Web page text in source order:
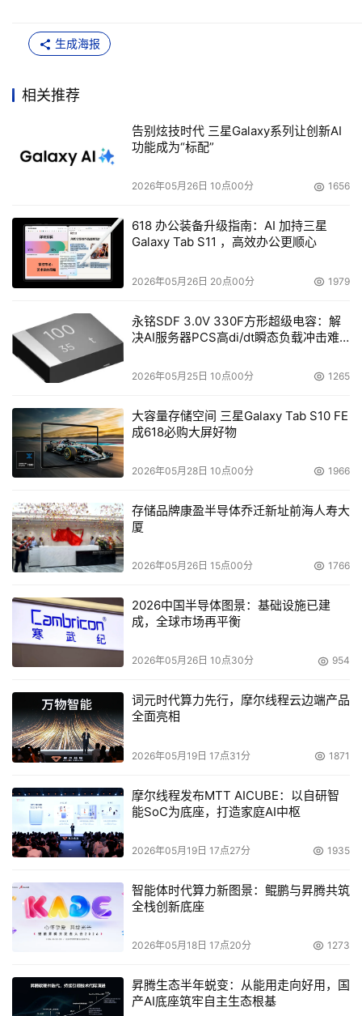
样的客户？
但是已经到了差不多的时候。我们主要是在电信行业和他们
DoSTOR：Adeptec前段时间有消息说把系统业务分离
出去，这对你们的销售渠道会有什么影响吗？
钟明辉：说没影响是不可能的。我们投资产品是非常专注
的。今天还不是太明朗的时候，不能说太多。我相信只要这
个厂商还有实力，他们会看到群柏数码的价值在哪里。明天
DoSTOR：我担心的是，用户在选购产品的时候会很担
心他目前所使用的设备在新的接手的厂商把产品线取消后怎
钟明辉：Adeptec是保障产品3年的服务。不管是现有的
公司去做还是未来的公司去做，都声明得非常清楚。我们没
感觉有太大的影响。除了厂商的服务，我们也能提供我们自
己的服务。
DoSTOR：现在群柏在中国市场帮伙伴销售的情况如
何？
钟明辉：腾保我们做了差不多有一年了，在这些产品上我
们已经有了非常好的渠道的覆盖。当时我们接手腾保的时
候，是腾保最艰难的时候。今年过了半年的时候我们发展了
级城市都发展了二级渠道。Adeptec要不是发生（分离系统
业务）这个情况，是一个起飞的阶段。我们过去半年已经完
成了他们对我们要求的60%至70%，这个发展势头是非常好
所有我们希望他们会尽快能明确。我们会继续给我们的客户
做一些支持。存储对我们来说还是一个发展的阶段，我们做
存储不超过一年，所以今天来说还是一个发展的阶段。我们
好的技术会作大力的发展。
DoSTOR：存储业务在你们公司业务收入中占的百分比
钟明辉：网络安全还是占我们最大的比例。存储我们明年
生成海报
相关推荐
告别炫技时代 三星Galaxy系列让创新AI
功能成为“标配”
2026年05月26日 10点00分 1656
618 办公装备升级指南：AI 加持三星
Galaxy Tab S11 ，高效办公更顺心
2026年05月26日 20点00分 1979
永铭SDF 3.0V 330F方形超级电容：解
决AI服务器PCS高di/dt瞬态负载冲击难
2026年05月25日 10点00分 1265
大容量存储空间 三星Galaxy Tab S10 FE
成618必购大屏好物
2026年05月28日 10点00分 1966
存储品牌康盈半导体乔迁新址前海人寿大
厦
2026年05月26日 15点00分 1766
2026中国半导体图景：基础设施已建
成，全球市场再平衡
2026年05月26日 10点30分 954
词元时代算力先行，摩尔线程云边端产品
全面亮相
2026年05月19日 17点31分 1871
摩尔线程发布MTT AICUBE：以自研智
能SoC为底座，打造家庭AI中枢
2026年05月19日 17点27分 1935
智能体时代算力新图景：鲲鹏与昇腾共筑
全栈创新底座
2026年05月18日 17点20分 1273
昇腾生态半年蜕变：从能用走向好用，国
产AI底座筑牢自主生态根基